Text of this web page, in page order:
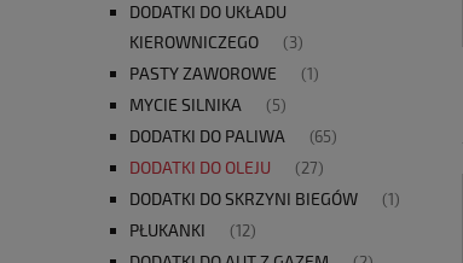
DODATKI DO UKŁADU
KIEROWNICZEGO
(3)
PASTY ZAWOROWE (1)
MYCIE SILNIKA (5)
DODATKI DO PALIWA (65)
DODATKI DO OLEJU (27)
DODATKI DO SKRZYNI BIEGÓW (1)
PŁUKANKI (12)